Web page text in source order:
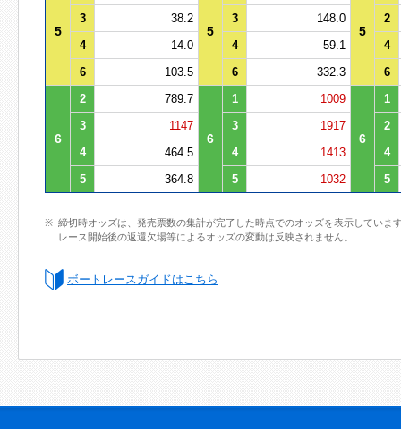
5 5 5
3
38.2 3 148.0
2
4
14.0 4 59.1
4
6
103.5 6 332.3 6
6
2 789.7
6
1 1009
6
1
3
1147 3 1917
2
4
464.5 4 1413
4
5
364.8 5 1032 5
締切時オッズは、発売票数の集計が完了した時点でのオッズを表示していま
レース開始後の返還欠場等によるオッズの変動は反映されません。
ボートレースガイドはこちら